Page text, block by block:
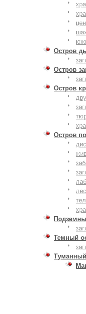
Остров
Остров
Остров
Остров
Темный